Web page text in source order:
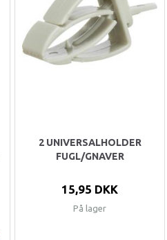
2 UNIVERSALHOLDER
FUGL/GNAVER
15,95 DKK
På lager